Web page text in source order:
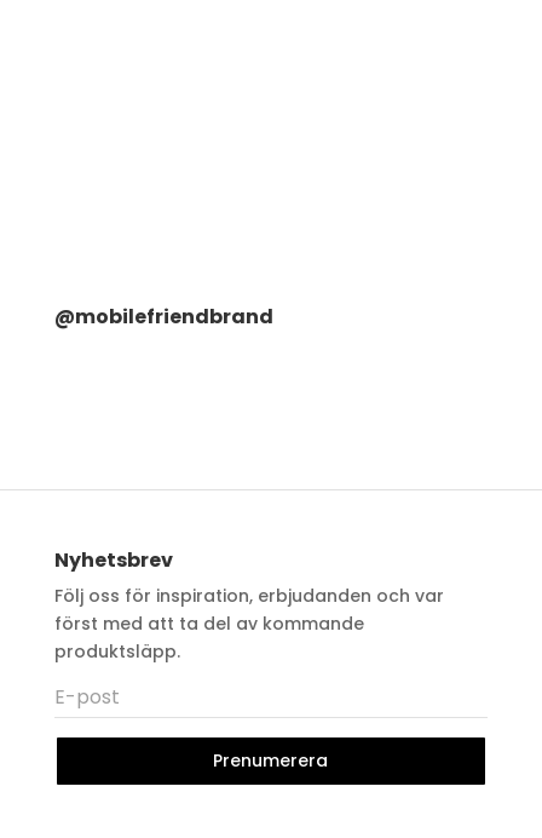
@mobilefriendbrand
Nyhetsbrev
Följ oss för inspiration, erbjudanden och var
först med att ta del av kommande
produktsläpp.
Prenumerera